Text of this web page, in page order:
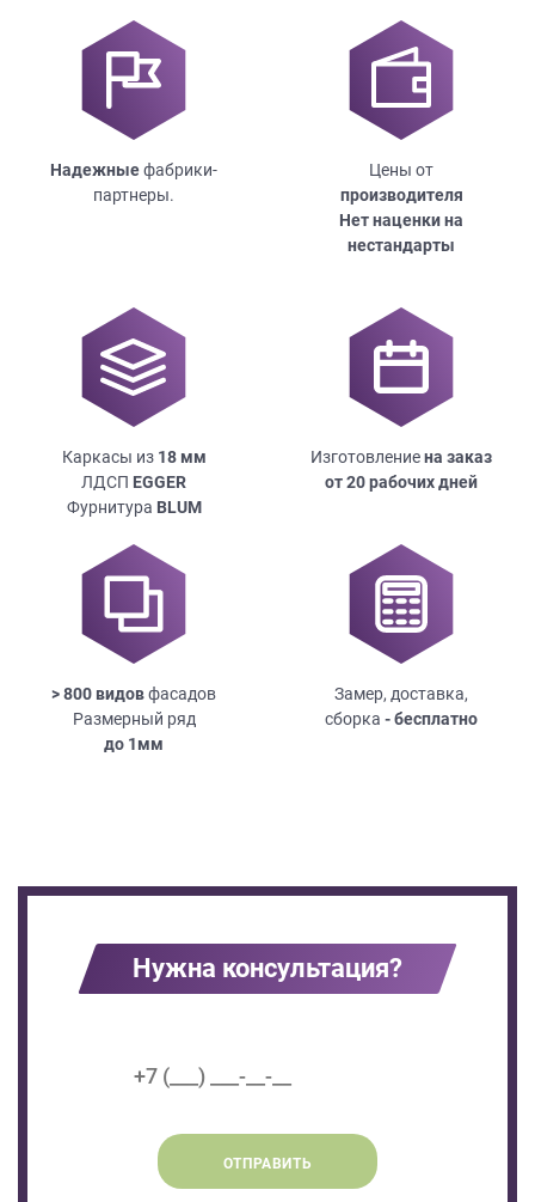
Надежныефабрики-
партнеры.
Цены от
производителя
Нет наценки на
нестандарты
Каркасы из 18мм
ЛДСП EGGER
Фурнитура BLUM
Изготовлениена заказ
от 20 рабочих дней
> 800 видовфасадов
Размерный ряд
до 1мм
Замер, доставка,
сборка - бесплатно
Нужна консультация?
ОТПРАВИТЬ